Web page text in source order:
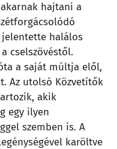
hajtani a
jelentette halálos
cselszövéstől.
a saját múltja elől,
Az utolsó Közvetítők
akik
egy ilyen
szemben is. A
karöltve